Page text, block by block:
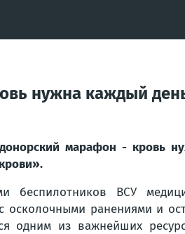
нужна каждый
марафон - кровь
беспилотников ВСУ
ранениями и
одним из важнейших